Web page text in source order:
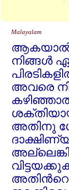
Malayalam
ആകയാല്‍
നിങ്ങള്‍
അവരെ
അതിനു
അതിന്‍റെ